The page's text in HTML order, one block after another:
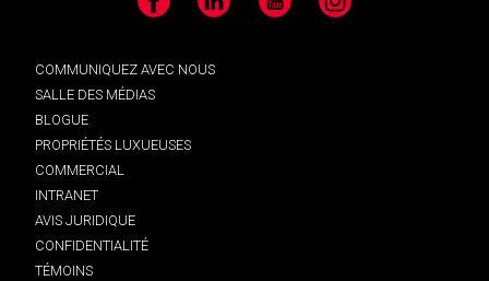
Facebook LinkedIn YouTube Instagram
COMMUNIQUEZ AVEC NOUS
SALLE DES MÉDIAS
BLOGUE
PROPRIÉTÉS LUXUEUSES
COMMERCIAL
INTRANET
AVIS JURIDIQUE
CONFIDENTIALITÉ
TÉMOINS